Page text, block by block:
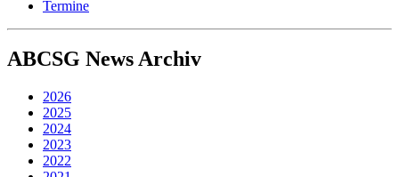
Termine
ABCSG News Archiv
2026
2025
2024
2023
2022